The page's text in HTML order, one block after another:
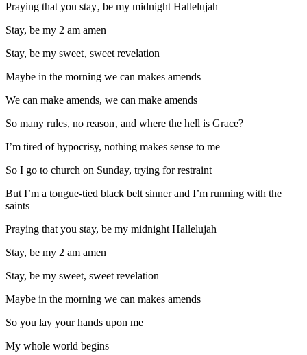
Praying that you stay‚ be my midnight Hallelujah
Stay, be my 2 am amen
Stay, be my sweet‚ sweet revelation
Maybe in the morning we can makes amends
We can make amends, we can make amends
So many rules, no reason‚ and where the hell is Grace?
I’m tired of hypocrisy, nothing makes sense to me
So I go to church on Sunday, trying for restraint
But I’m a tongue-tied black belt sinner and I’m running with the
saints
Praying that you stay, be my midnight Hallelujah
Stay, be my 2 am amen
Stay, be my sweet, sweet revelation
Maybe in the morning we can makes amends
So you lay your hands upon me
My whole world begins